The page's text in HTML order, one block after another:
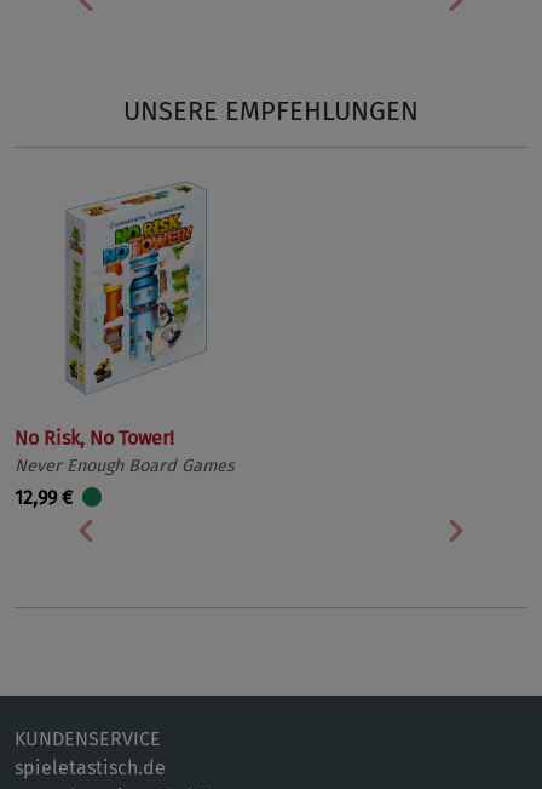
Vorherige
UNSERE EMPFEHLUNGEN
No Risk, No Tower!
Never Enough Board Games
12,99 €
Vorherige
KUNDENSERVICE
spieletastisch.de